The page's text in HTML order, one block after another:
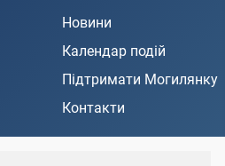
Новини
Календар подій
Підтримати Могилянку
Контакти